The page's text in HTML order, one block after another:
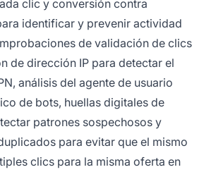
clic y conversión contra
identificar y prevenir actividad
de validación de clics
de dirección IP para detectar el
análisis del agente de usuario
de bots, huellas digitales de
patrones sospechosos y
para evitar que el mismo
clics para la misma oferta en